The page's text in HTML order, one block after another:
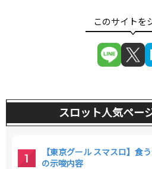
スロット人気ペー
【東京グール スマスロ】食
の示唆内容